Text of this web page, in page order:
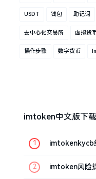
USDT 钱包 助记词
去中心化交易所 虚拟货
操作步骤 数字货币
imtoken中文版下载
imtokenkycb
imtoken风险